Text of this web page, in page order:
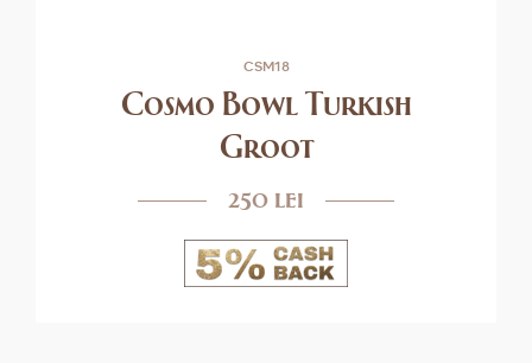
CSM18
Cosmo Bowl Turkish
Groot
250 lei